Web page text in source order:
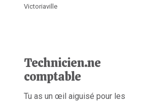
Victoriaville
Technicien.ne
comptable
Tu as un œil aiguisé pour les